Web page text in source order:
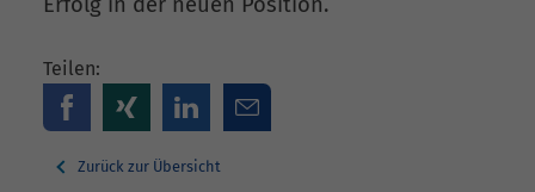
Teilen:
Zurück zur Übersicht